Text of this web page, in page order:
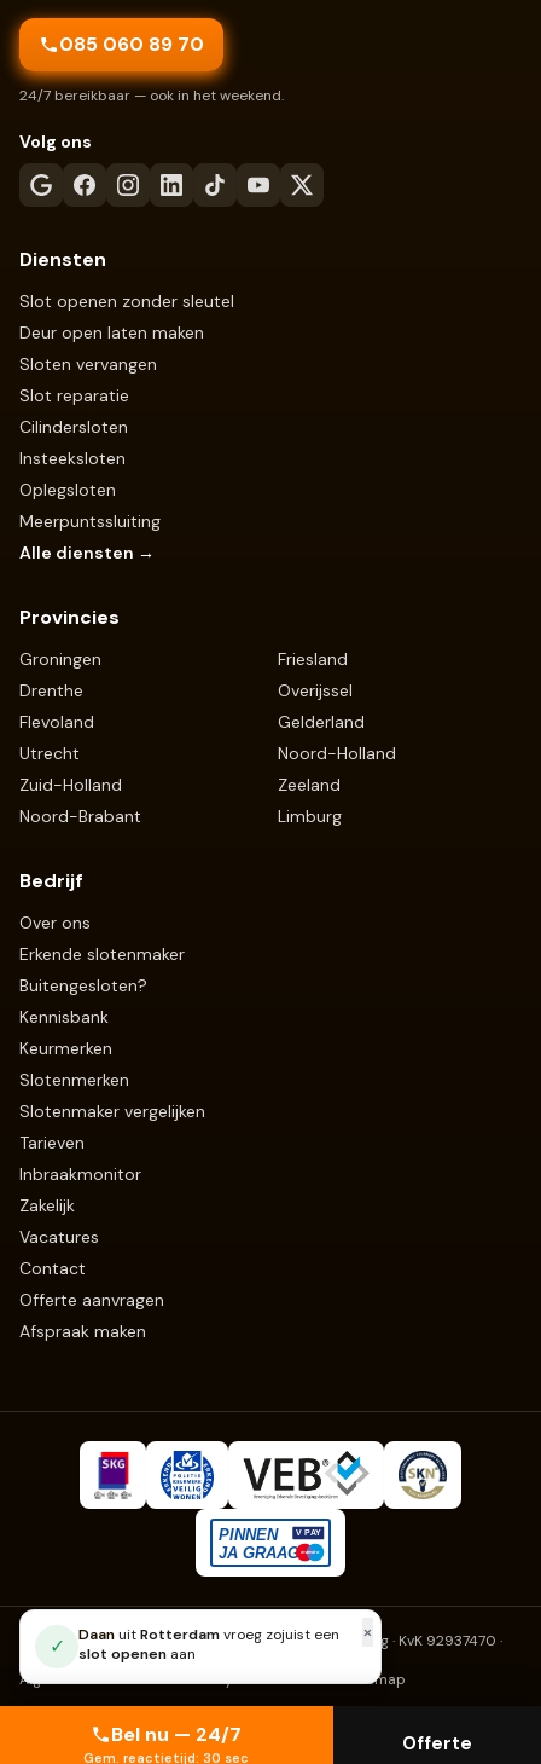
085 060 89 70
24/7 bereikbaar — ook in het weekend.
Volg ons
Diensten
Slot openen zonder sleutel
Deur open laten maken
Sloten vervangen
Slot reparatie
Cilindersloten
Insteeksloten
Oplegsloten
Meerpuntssluiting
Alle diensten →
Provincies
Groningen
Friesland
Drenthe
Overijssel
Flevoland
Gelderland
Utrecht
Noord-Holland
Zuid-Holland
Zeeland
Noord-Brabant
Limburg
Bedrijf
Over ons
Erkende slotenmaker
Buitengesloten?
Kennisbank
Keurmerken
Slotenmerken
Slotenmaker vergelijken
Tarieven
Inbraakmonitor
Zakelijk
Vacatures
Contact
Offerte aanvragen
Afspraak maken
Slotenmaker Erkend· Fruitweg 270, 2525 KJ Den Haag · KvK 92937470 ·
info@slotenmaker-erkend.nl
Algemene voorwaardenPrivacyCookiesKlachtenSitemap
Bel nu — 24/7
Gem. reactietijd: 30 sec
Offerte
✓ DaanuitRotterdamvroeg zojuist een
slot openen aan
×